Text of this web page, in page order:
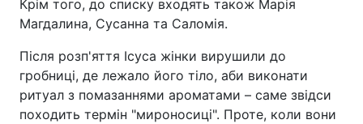
Крім того, до списку входять також Марія
Магдалина, Сусанна та Саломія.
Після розп'яття Ісуса жінки вирушили до
гробниці, де лежало його тіло, аби виконати
ритуал з помазаннями ароматами – саме звідси
походить термін "мироносиці". Проте, коли вони